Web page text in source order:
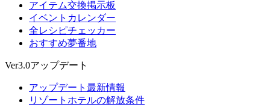
アイテム交換掲示板
イベントカレンダー
全レシピチェッカー
おすすめ夢番地
Ver3.0アップデート
アップデート最新情報
リゾートホテルの解放条件